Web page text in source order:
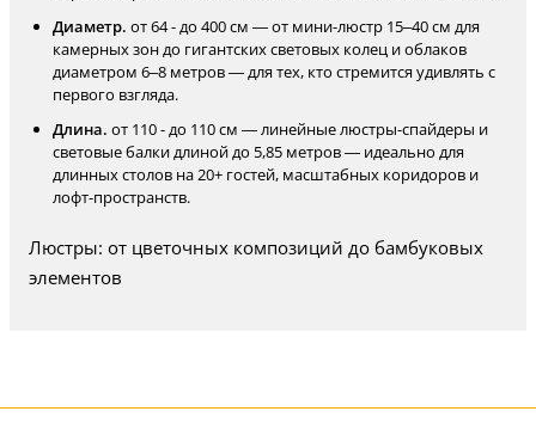
Диаметр. от 64 - до 400 см — от мини-люстр 15–40 см для
камерных зон до гигантских световых колец и облаков
диаметром 6–8 метров — для тех, кто стремится удивлять с
первого взгляда.
Длина. от 110 - до 110 см — линейные люстры-спайдеры и
световые балки длиной до 5,85 метров — идеально для
длинных столов на 20+ гостей, масштабных коридоров и
лофт-пространств.
Люстры: от цветочных композиций до бамбуковых
элементов